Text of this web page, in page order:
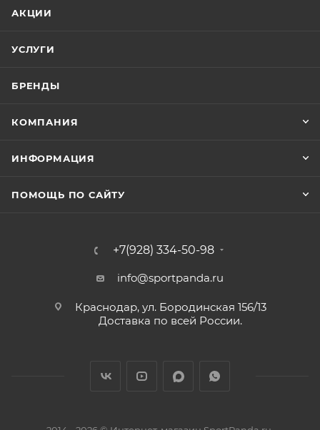
АКЦИИ
УСЛУГИ
БРЕНДЫ
КОМПАНИЯ
ИНФОРМАЦИЯ
ПОМОЩЬ ПО САЙТУ
+7(928) 334-50-98
info@sportpanda.ru
Краснодар, ул. Бородинская 156/13
Доставка по всей России.